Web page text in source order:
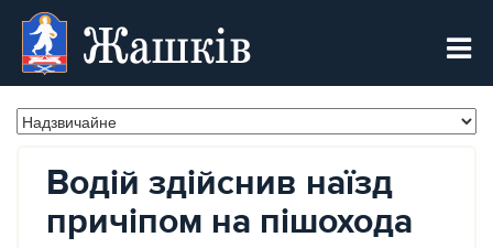
Жашків
Водій здійснив наїзд
причіпом на пішохода